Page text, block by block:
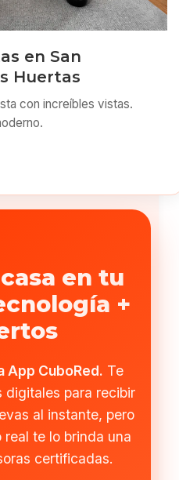
en San
Huertas
con increíbles vistas.
en tu
+
App CuboRed. Te
digitales para recibir
al instante, pero
te lo brinda una
certificadas.